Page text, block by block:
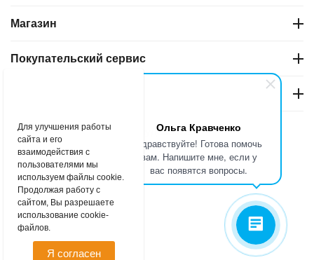
Ольга Кравченко
Здравствуйте! Готова помочь
вам. Напишите мне, если у
вас появятся вопросы.
Магазин
Покупательский сервис
© 2004 - 2026 Маркет–Оборудование. _
Для улучшения работы
сайта и его
взаимодействия с
пользователями мы
используем файлы cookie.
Продолжая работу с
сайтом, Вы разрешаете
использование cookie-
файлов.
Я согласен